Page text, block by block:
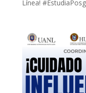
Línea!